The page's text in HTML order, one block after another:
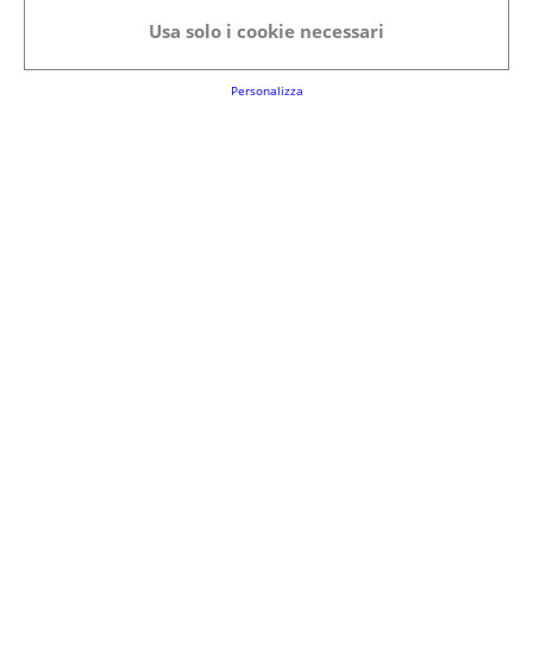
Link Utili
Usa solo i cookie necessari
Personalizza